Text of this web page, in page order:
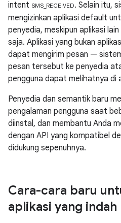
intent SMS_RECEIVED. Selain itu,
mengizinkan aplikasi default
penyedia, meskipun aplikasi
saja. Aplikasi yang bukan
dapat mengirim pesan —
pesan tersebut ke penyedia
pengguna dapat melihatnya di
Penyedia dan semantik baru
pengalaman pengguna saat
diinstal, dan membantu Anda
dengan API yang kompatibel
didukung sepenuhnya.
Cara-cara baru
aplikasi yang indah